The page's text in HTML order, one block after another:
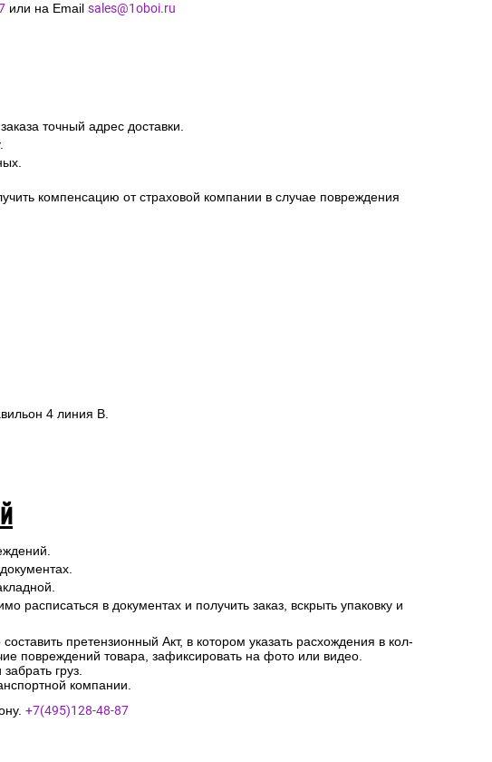
или на Email sales@1oboi.ru
точный адрес доставки.
компенсацию от страховой компании в случае повреждения
4 линия В.
расписаться в документах и получить заказ, вскрыть упаковку и
претензионный Акт, в котором указать расхождения в кол-
повреждений товара, зафиксировать на фото или видео.
груз.
компании.
+7(495)128-48-87